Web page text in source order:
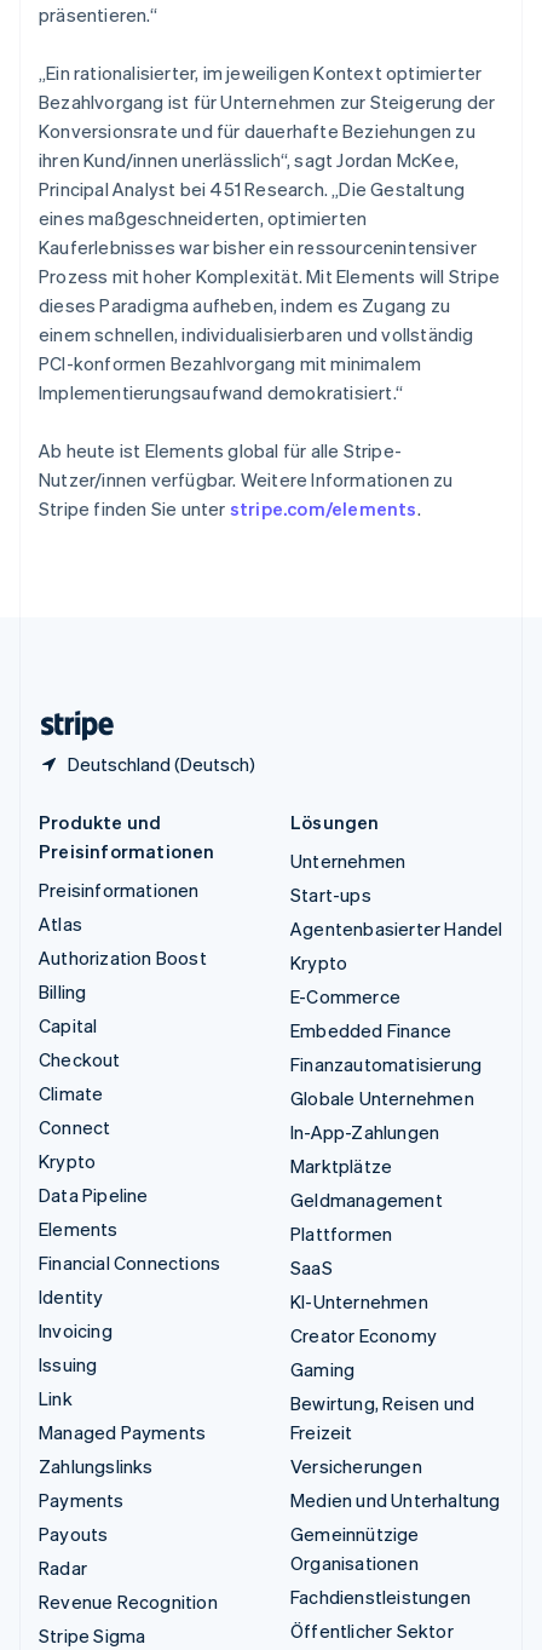
präsentieren.“
„Ein rationalisierter, im jeweiligen Kontext optimierter
Bezahlvorgang ist für Unternehmen zur Steigerung der
Konversionsrate und für dauerhafte Beziehungen zu
ihren Kund/innen unerlässlich“, sagt Jordan McKee,
Principal Analyst bei 451 Research. „Die Gestaltung
eines maßgeschneiderten, optimierten
Kauferlebnisses war bisher ein ressourcenintensiver
Prozess mit hoher Komplexität. Mit Elements will Stripe
dieses Paradigma aufheben, indem es Zugang zu
einem schnellen, individualisierbaren und vollständig
PCI-konformen Bezahlvorgang mit minimalem
Implementierungsaufwand demokratisiert.“
Ab heute ist Elements global für alle Stripe-
Nutzer/innen verfügbar. Weitere Informationen zu
Stripe finden Sie unter stripe.com/elements.
Deutschland (Deutsch)
Schweden
Schweiz
DeutschFrançaisItaliano English
Singapur
English简体中文
Slowakei
English
Slowenien
EnglishItaliano
Sonderverwaltungsregion Hongkong,
China
English 简体中文
Spanien
EspañolEnglish
Thailand
Tschechische Republik
English
Ungarn
English
Produkte und
Preisinformationen
Preisinformationen
Atlas
Authorization Boost
Billing
Capital
Checkout
Climate
Connect
Krypto
Data Pipeline
Elements
Financial Connections
Identity
Invoicing
Issuing
Link
Managed Payments
Zahlungslinks
Payments
Payouts
Radar
Revenue Recognition
Stripe Sigma
Lösungen
Unternehmen
Start-ups
Agentenbasierter Handel
Krypto
E-Commerce
Embedded Finance
Finanzautomatisierung
Globale Unternehmen
In-App-Zahlungen
Marktplätze
Geldmanagement
Plattformen
SaaS
KI-Unternehmen
Creator Economy
Gaming
Bewirtung, Reisen und
Freizeit
Versicherungen
Medien und Unterhaltung
Gemeinnützige
Organisationen
Fachdienstleistungen
Öffentlicher Sektor